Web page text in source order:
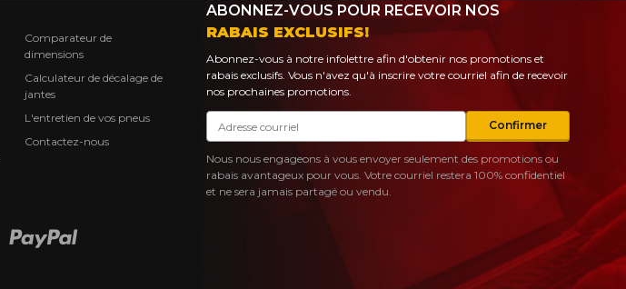
Comparateur de
dimensions
Calculateur de décalage de
jantes
L'entretien de vos pneus
Contactez-nous
ABONNEZ-VOUS POUR RECEVOIR NOS
RABAIS EXCLUSIFS!
Abonnez-vous à notre infolettre afin d'obtenir nos promotions et
rabais exclusifs. Vous n'avez qu'à inscrire votre courriel afin de recevoir
nos prochaines promotions.
Courriel
Confirmer
Nous nous engageons à vous envoyer seulement des promotions ou
rabais avantageux pour vous. Votre courriel restera 100% confidentiel
et ne sera jamais partagé ou vendu.